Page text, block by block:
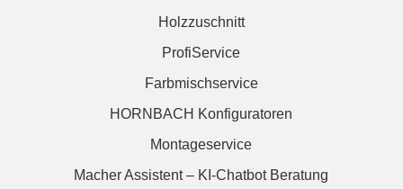
Holzzuschnitt
ProfiService
Farbmischservice
HORNBACH Konfiguratoren
Montageservice
Macher Assistent – KI-Chatbot Beratung